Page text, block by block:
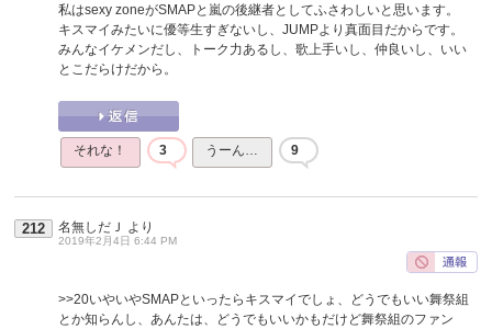
私はsexy zoneがSMAPと嵐の後継者としてふさわしいと思います。
キスマイみたいに優等生すぎないし、JUMPより真面目だからです。
みんなイケメンだし、トーク力あるし、歌上手いし、仲良いし、いい
とこだらけだから。
それな！ 3 うーん… 9
212 名無しだＪ より
2019年2月4日 6:44 PM
>>20いやいやSMAPといったらキスマイでしょ、どうでもいい舞祭組
とか知らんし、あんたは、どうでもいいかもだけど舞祭組のファン